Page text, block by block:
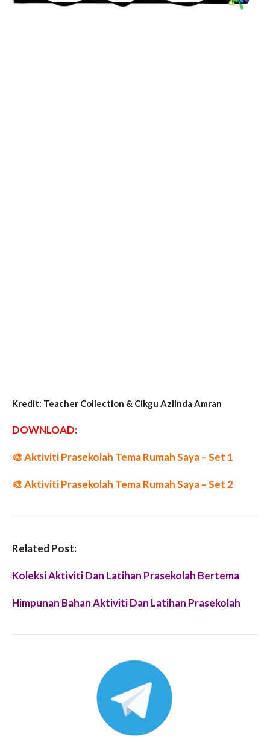
Kredit: Teacher Collection & Cikgu Azlinda Amran
DOWNLOAD:
🎨Aktiviti Prasekolah Tema Rumah Saya – Set 1
🎨Aktiviti Prasekolah Tema Rumah Saya – Set 2
Related Post:
Koleksi Aktiviti Dan Latihan Prasekolah Bertema
Himpunan Bahan Aktiviti Dan Latihan Prasekolah